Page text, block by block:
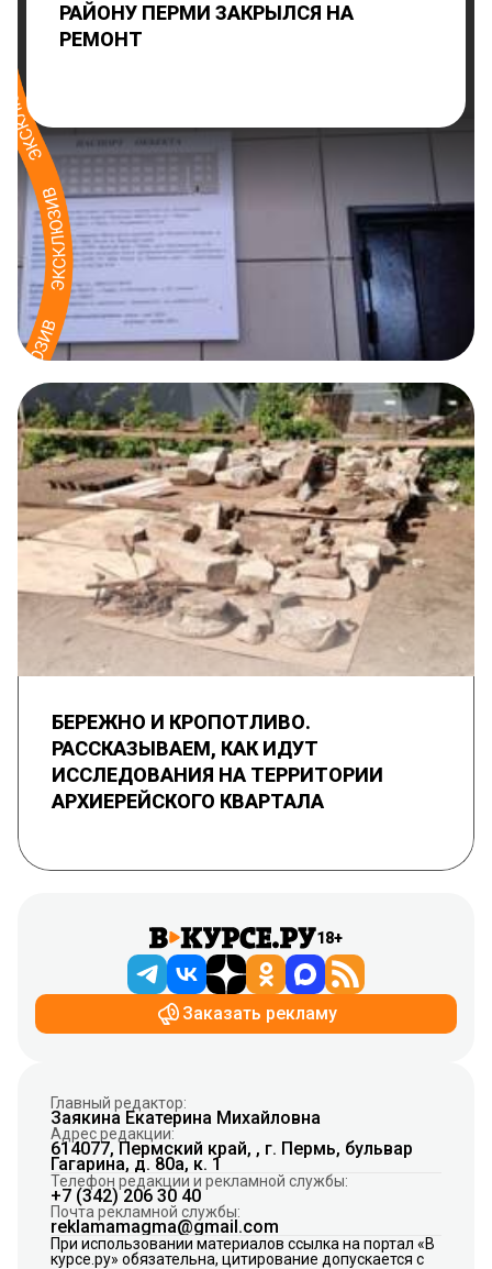
РАЙОНУ ПЕРМИ ЗАКРЫЛСЯ НА
РЕМОНТ
БЕРЕЖНО И КРОПОТЛИВО.
РАССКАЗЫВАЕМ, КАК ИДУТ
ИССЛЕДОВАНИЯ НА ТЕРРИТОРИИ
АРХИЕРЕЙСКОГО КВАРТАЛА
18+
Заказать рекламу
Главный редактор:
Заякина Екатерина Михайловна
Адрес редакции:
614077, Пермский край, , г. Пермь, бульвар
Гагарина, д. 80а, к. 1
Телефон редакции и рекламной службы:
+7 (342) 206 30 40
Почта рекламной службы:
reklamamagma@gmail.com
При использовании материалов ссылка на портал «В
курсе.ру» обязательна, цитирование допускается с